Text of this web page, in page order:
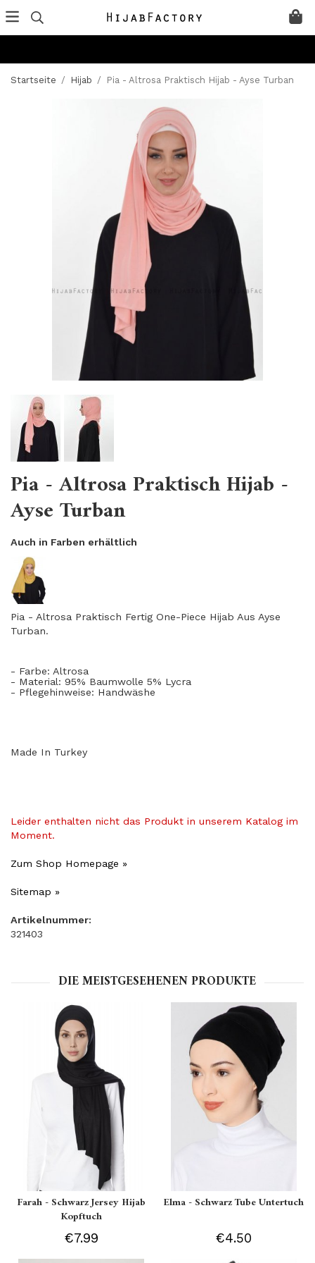
Startseite / Hijab / Pia - Altrosa Praktisch Hijab - Ayse Turban
Pia - Altrosa Praktisch Hijab -
Ayse Turban
Auch in Farben erhältlich
Pia - Altrosa Praktisch Fertig One-Piece Hijab Aus Ayse
Turban.
- Farbe: Altrosa
- Material: 95% Baumwolle 5% Lycra
- Pflegehinweise: Handwäshe
Made In Turkey
Leider enthalten nicht das Produkt in unserem Katalog im
Moment.
Zum Shop Homepage »
Sitemap »
Artikelnummer:
321403
DIE MEISTGESEHENEN PRODUKTE
Farah - Schwarz Jersey Hijab
Kopftuch
€7.99
Elma - Schwarz Tube Untertuch
€4.50